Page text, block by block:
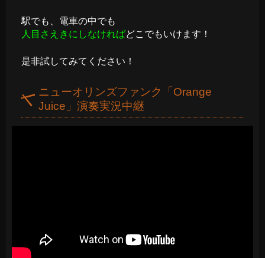
駅でも、電車の中でも
人目さえきにしなければどこでもいけます！
是非試してみてください！
ニューオリンズファンク「Orange
Juice」演奏実況中継